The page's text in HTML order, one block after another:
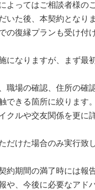
よってはご相談者様の
いた後、本契約となりま
の復縁プランも受け付
になりますが、まず最
職場の確認、住所の確
できる箇所に絞ります。
クルや交友関係を更
だけた場合のみ実行致
約期間の満了時には報
や、今後に必要なアド